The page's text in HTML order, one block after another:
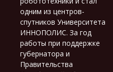
одним из центров-
спутников Университета
ИННОПОЛИС. За год
работы при поддержке
губернатора и
Правительства